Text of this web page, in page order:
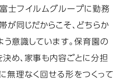
士フイルムグループに勤務
が同じだからこそ、どちらか
意識しています。保育園の
め、家事も内容ごとに分担
無理なく回せる形をつくって